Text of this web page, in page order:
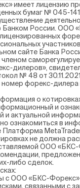
имеет лицензию
бумаг № 045-
Банком России. ООО
сайте Банка
дилеров»,
№ 48 от
номер форекс-дилера
о
и
и актуальной
ознакомиться в
Платформа
не должна
ООО
либо сделок.
с ООО «БКС-
связанными с